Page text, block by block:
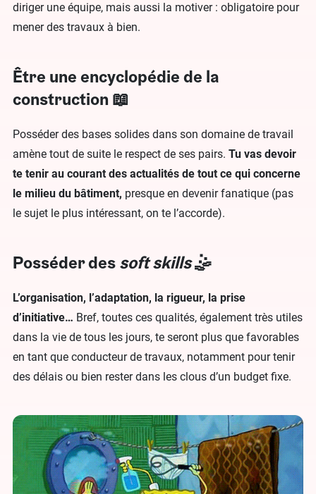
diriger une équipe, mais aussi la motiver : obligatoire pour
mener des travaux à bien.
Être une encyclopédie de la
construction 📖
Posséder des bases solides dans son domaine de travail
amène tout de suite le respect de ses pairs. Tu vas devoir
te tenir au courant des actualités de tout ce qui concerne
le milieu du bâtiment, presque en devenir fanatique (pas
le sujet le plus intéressant, on te l’accorde).
Posséder dessoft skills🤹
L’organisation, l’adaptation, la rigueur, la prise
d’initiative… Bref, toutes ces qualités, également très utiles
dans la vie de tous les jours, te seront plus que favorables
en tant que conducteur de travaux, notamment pour tenir
des délais ou bien rester dans les clous d’un budget fixe.